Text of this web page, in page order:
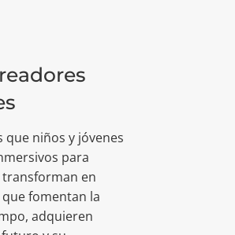
niños y jóvenes
para
transforman en
fomentan la
adquieren